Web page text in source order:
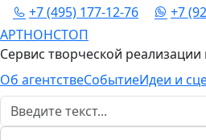
+7 (495) 177-12-76 +7
АРТНОНСТОП
Сервис творческой
Об агентствеСобытиеИдеи и
Поиск